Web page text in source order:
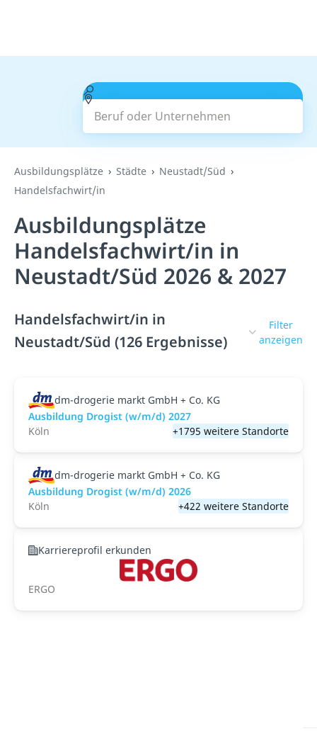
Beruf oder Unternehmen
Suchen
Ausbildungsplätze Städte
Neustadt/Süd
Handelsfachwirt/in
Ausbildungsplätze
Handelsfachwirt/in in
Neustadt/Süd 2026 & 2027
Handelsfachwirt/in in
Neustadt/Süd (126 Ergebnisse)
Filter
anzeigen
dm-drogerie markt GmbH + Co. KG
Ausbildung Drogist (w/m/d) 2027
Köln
+1795 weitere Standorte
dm-drogerie markt GmbH + Co. KG
Ausbildung Drogist (w/m/d) 2026
Köln
+422 weitere Standorte
Karriereprofil erkunden
ERGO